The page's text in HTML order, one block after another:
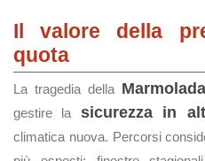
Il valore della
quota
La tragedia della Marmolada
gestire la sicurezza in
climatica nuova. Percorsi